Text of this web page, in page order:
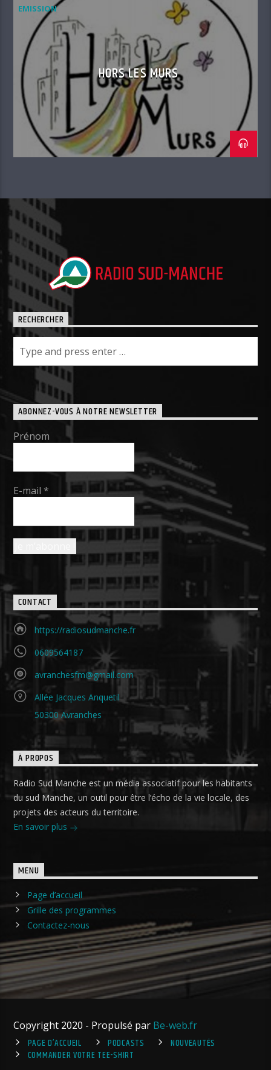
EMISSION
HORS LES MURS
RECHERCHER
ABONNEZ-VOUS À NOTRE NEWSLETTER
Prénom
E-mail*
CONTACT
https://radiosudmanche.fr
0609564187
avranchesfm@gmail.com
Allée Jacques Anquetil
50300 Avranches
À PROPOS
Radio Sud Manche est un média associatif pour les habitants
du sud Manche, un outil pour être l’écho de la vie locale, des
projets des acteurs du territoire.
En savoir plus
MENU
Page d’accueil
Grille des programmes
Contactez-nous
Copyright 2020 - Propulsé par Be-web.fr
PAGE D’ACCUEIL
PODCASTS
NOUVEAUTÉS
COMMANDER VOTRE TEE-SHIRT